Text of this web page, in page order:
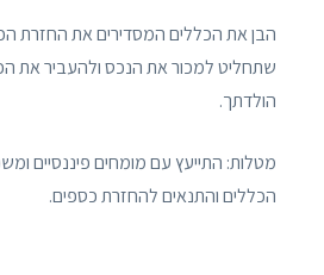
הבן את הכללים המסדירים את החזרת
שתחליט למכור את הנכס ולהעביר את
הולדתך.
מטלות: התייעץ עם מומחים פיננסיים
הכללים והתנאים להחזרת כספים.